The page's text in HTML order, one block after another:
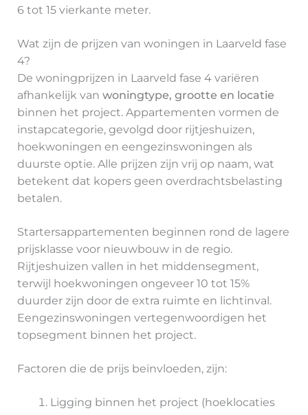
6 tot 15 vierkante meter.
Wat zijn de prijzen van woningen in Laarveld fase
4?
De woningprijzen in Laarveld fase 4 variëren
afhankelijk van woningtype, grootte en locatie
binnen het project. Appartementen vormen de
instapcategorie, gevolgd door rijtjeshuizen,
hoekwoningen en eengezinswoningen als
duurste optie. Alle prijzen zijn vrij op naam, wat
betekent dat kopers geen overdrachtsbelasting
betalen.
Startersappartementen beginnen rond de lagere
prijsklasse voor nieuwbouw in de regio.
Rijtjeshuizen vallen in het middensegment,
terwijl hoekwoningen ongeveer 10 tot 15%
duurder zijn door de extra ruimte en lichtinval.
Eengezinswoningen vertegenwoordigen het
topsegment binnen het project.
Factoren die de prijs beïnvloeden, zijn:
Ligging binnen het project (hoeklocaties